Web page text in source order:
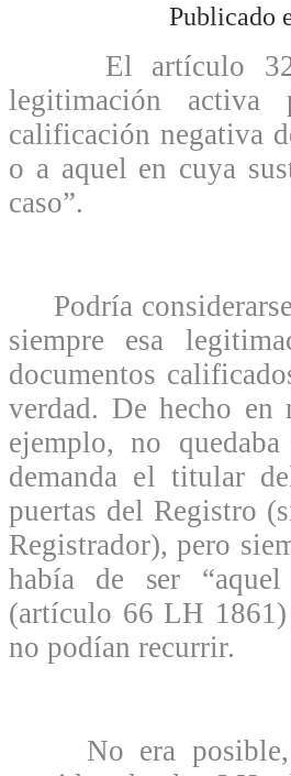
Publicado
El artículo 325
legitimación activa
calificación negativa
o a aquel en cuya
caso”.
Podría
siempre esa
documentos
verdad. De hecho en
ejemplo, no
demanda el titular
puertas del Registro
Registrador), pero
había de ser
(artículo 66 LH 1861)
no podían recurrir.
No era posible,